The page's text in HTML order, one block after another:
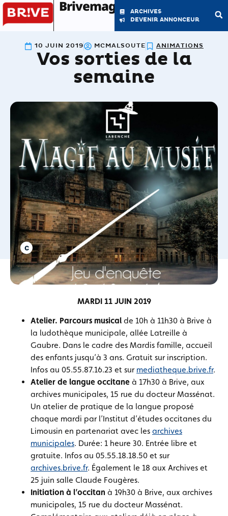
Brivemag'
ARCHIVES
DEVENIR ANNONCEUR
10 JUIN 2019 MCMALSOUTE ANIMATIONS
Vos sorties de la
semaine
MARDI 11 JUIN 2019
Atelier. Parcours musical de 10h à 11h30 à Brive à
la ludothèque municipale, allée Latreille à
Gaubre. Dans le cadre des Mardis famille, accueil
des enfants jusqu’à 3 ans. Gratuit sur inscription.
Infos au 05.55.87.16.23 et sur mediatheque.brive.fr.
Atelier de langue occitane à 17h30 à Brive, aux
archives municipales, 15 rue du docteur Massénat.
Un atelier de pratique de la langue proposé
chaque mardi par l’Institut d’études occitanes du
Limousin en partenariat avec les archives
municipales. Durée: 1 heure 30. Entrée libre et
gratuite. Infos au 05.55.18.18.50 et sur
archives.brive.fr. Également le 18 aux Archives et
25 juin salle Claude Fougères.
Initiation à l’occitan à 19h30 à Brive, aux archives
municipales, 15 rue du docteur Massénat.